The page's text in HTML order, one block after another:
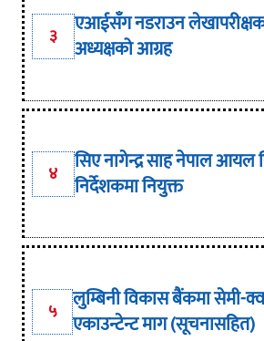
३
एआईसँग नडराउन
अध्यक्षको आग्रह
४
सिए नागेन्द्र साह नेपाल आयल
निर्देशकमा नियुक्त
५ लुम्बिनी विकास बैंकमा सेमी-
एकाउन्टेन्ट माग (सूचनासहित)